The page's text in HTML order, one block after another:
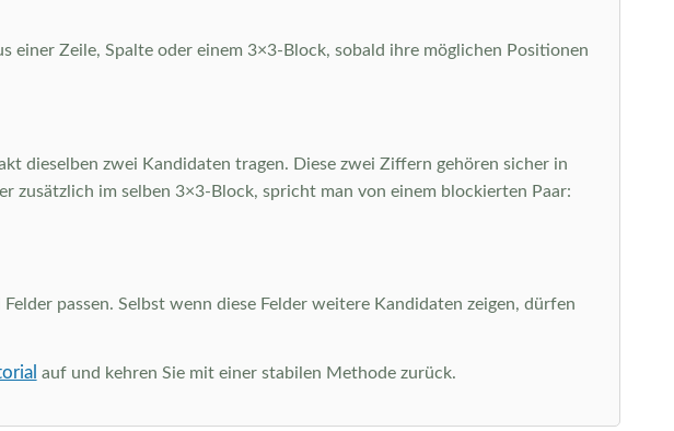
einer Zeile, Spalte oder einem 3×3-Block, sobald ihre möglichen Positionen
dieselben zwei Kandidaten tragen. Diese zwei Ziffern gehören sicher in
zusätzlich im selben 3×3-Block, spricht man von einem blockierten Paar:
passen. Selbst wenn diese Felder weitere Kandidaten zeigen, dürfen
auf und kehren Sie mit einer stabilen Methode zurück.